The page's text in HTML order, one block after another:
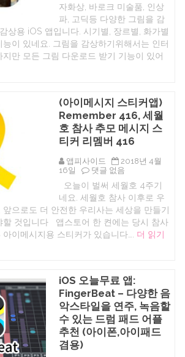
패
드
위
젯
을
지
리
알
림
어
플
에
폰,
아
이
패
드)
고
화
그
림
감
상
어
플
Portrait
painting
HD
추
천
자화상, 바로크 미술품, 인상
파, 고딕등 다양한 그림을 감
상용 iOS 앱입니다. 시기별, 장르별, 화가별
이 있네요. 그림을 감상하기위해서는 인터
만 모든 그림 다운로드 받기 기능이 있어
(아이메시지 스티커앱)
Remember 416, 세월
호 참사 추모 메시지 스
티커 리멤버 416
앱피사이드
2018년 4월
16일
(아
메
시
지
스
티
커
월
호
참
사
추
모
메
댓글 없음
오늘이 벌써 세월호 4주기
네요. 세월호 참사 이후로 우
으로도 더 안전한 우리사는 세상을 만들기
할 것입니다 앱스토어 한 켠에는 당시 참사
이메시지용 스티커가 있습니다…. 더 읽기
iOS 오늘무료 앱:
FingerBeat – 다양한 음
악스타일을 연주, 녹음할
수 있는 드럼 패드 어플
추천 (아이폰,아이패드
겸용)